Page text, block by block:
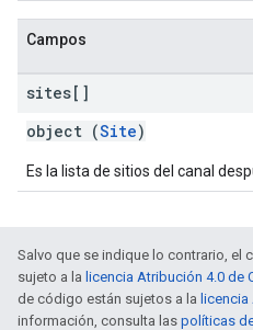
Campos
sites[]
object (Site)
Es la lista de sitios del canal
Salvo que se indique lo contrario, el
sujeto a la licencia Atribución 4.0 de
de código están sujetos a la licencia
información, consulta las políticas